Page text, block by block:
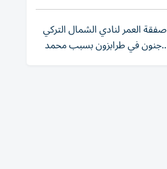
صفقة العمر لنادي الشمال التركي
..جنون في طرابزون بسبب محمد